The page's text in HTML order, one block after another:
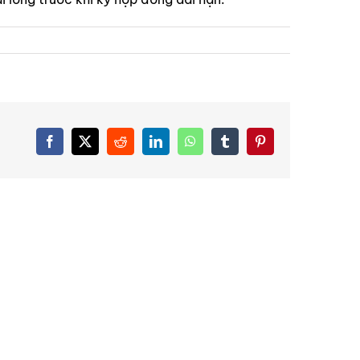
Facebook
X RedditLinkedInWhatsAppTumblrPinterest